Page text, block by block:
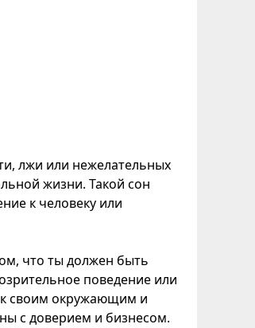
лжи или нежелательных
жизни. Такой сон
к человеку или
что ты должен быть
поведение или
к своим окружающим и
с доверием и бизнесом.